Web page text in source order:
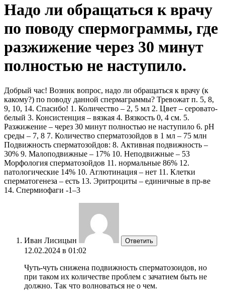
Надо ли обращаться к врачу
по поводу спермограммы, где
разжижение через 30 минут
полностью не наступило.
Добрый час! Возник вопрос, надо ли обращаться к врачу (к
какому?) по поводу данной спермаграммы? Тревожат п. 5, 8,
9, 10, 14. Спасибо! 1. Количество – 2, 5 мл 2. Цвет – серовато-
белый 3. Консистенция – вязкая 4. Вязкость 0, 4 см. 5.
Разжижение – через 30 минут полностью не наступило 6. pH
среды – 7, 8 7. Количество сперматозойдов в 1 мл – 75 млн
Подвижность сперматозойдов: 8. Активная подвижность –
30% 9. Малоподвижные – 17% 10. Неподвижные – 53
Морфология сперматозойдов 11. нормальные 86% 12.
патологические 14% 10. Аглютинация – нет 11. Клетки
сперматогенеза – есть 13. Эритроциты – единичные в пр-ве
14. Спермиофаги -1–3
Иван Лисицын Ответить
12.02.2024 в 01:02
Чуть-чуть снижена подвижность сперматозоидов, но
при таком их количестве проблем с зачатием быть не
должно. Так что волноваться не о чем.